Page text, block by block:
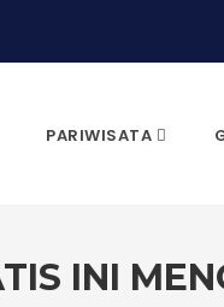
PARIWISATA
INI